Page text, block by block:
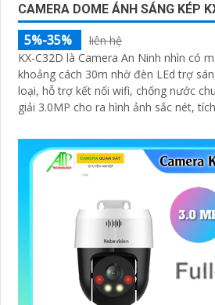
CAMERA DOME ÁNH SÁNG KÉP
5%-35%
liên hệ
KX-C32D là Camera An Ninh nhìn có
khoảng cách 30m nhờ đèn LEd trợ
loại, hỗ trợ kết nối wifi, chống nước
giải 3.0MP cho ra hình ảnh sắc nét,